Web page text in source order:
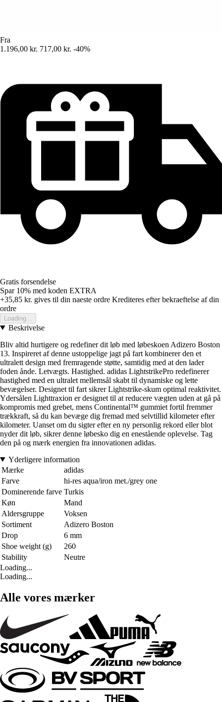
Fra
1.196,00 kr. 717,00 kr. -40%
Gratis forsendelse
Spar 10% med koden EXTRA
+35,85 kr. gives til din naeste ordre Krediteres efter bekraeftelse af din
ordre
Loading...
Beskrivelse
Bliv altid hurtigere og redefiner dit løb med løbeskoen Adizero Boston
13. Inspireret af denne ustoppelige jagt på fart kombinerer den et
ultralett design med fremragende støtte, samtidig med at den lader
foden ånde. Letvægts. Hastighed. adidas LightstrikePro redefinerer
hastighed med en ultralet mellemsål skabt til dynamiske og lette
bevægelser. Designet til fart sikrer Lightstrike-skum optimal reaktivitet.
Ydersålen Lighttraxion er designet til at reducere vægten uden at gå på
kompromis med grebet, mens Continental™ gummiet fortil fremmer
trækkraft, så du kan bevæge dig fremad med selvtillid kilometer efter
kilometer. Uanset om du sigter efter en ny personlig rekord eller blot
nyder dit løb, sikrer denne løbesko dig en enestående oplevelse. Tag
den på og mærk energien fra innovationen adidas.
Yderligere information
Mærke
adidas
Farve
hi-res aqua/iron met./grey one
Dominerende farve Turkis
Køn
Mand
Aldersgruppe
Voksen
Sortiment
Adizero Boston
Drop
6 mm
Shoe weight (g)
260
Stability
Neutre
Loading...
Loading...
Alle vores mærker